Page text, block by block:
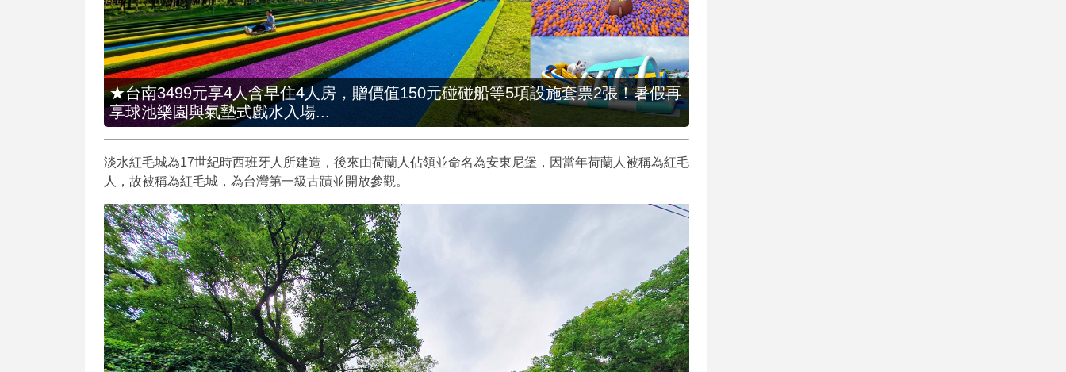
★台南3499元享4人含早住4人房，贈價值150元碰碰船等5項設施套票2張！暑假再
享球池樂園與氣墊式戲水入場...
淡水紅毛城為17世紀時西班牙人所建造，後來由荷蘭人佔領並命名為安東尼堡，因當年荷蘭人被稱為紅毛
人，故被稱為紅毛城，為台灣第一級古蹟並開放參觀。